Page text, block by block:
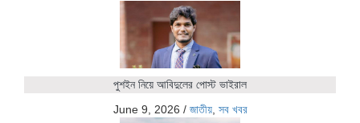
পুশইন নিয়ে আবিদুলের পোস্ট ভাইরাল
June 9, 2026 / জাতীয়, সব খবর